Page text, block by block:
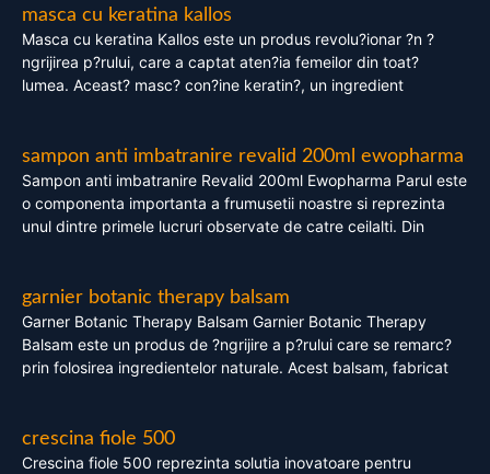
masca cu keratina kallos
Masca cu keratina Kallos este un produs revolu?ionar ?n ?
ngrijirea p?rului, care a captat aten?ia femeilor din toat?
lumea. Aceast? masc? con?ine keratin?, un ingredient
sampon anti imbatranire revalid 200ml ewopharma
Sampon anti imbatranire Revalid 200ml Ewopharma Parul este
o componenta importanta a frumusetii noastre si reprezinta
unul dintre primele lucruri observate de catre ceilalti. Din
garnier botanic therapy balsam
Garner Botanic Therapy Balsam Garnier Botanic Therapy
Balsam este un produs de ?ngrijire a p?rului care se remarc?
prin folosirea ingredientelor naturale. Acest balsam, fabricat
crescina fiole 500
Crescina fiole 500 reprezinta solutia inovatoare pentru